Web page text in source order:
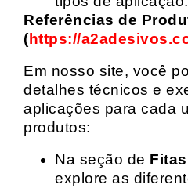
Referências de
(https://
Em nosso site, você
detalhes técnicos e
aplicações para cada
produtos:
Na seção de
explore as